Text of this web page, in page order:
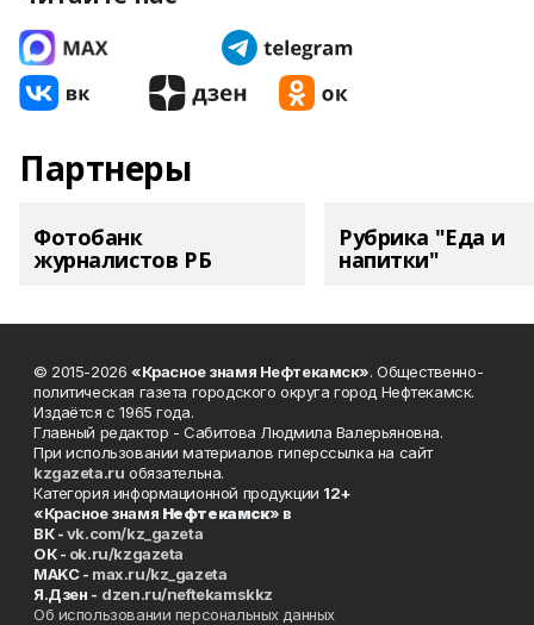
Партнеры
Фотобанк
журналистов РБ
Рубрика "Еда и
напитки"
© 2015-2026 «Красное знамя Нефтекамск». Общественно-
политическая газета городского округа город Нефтекамск.
Издаётся с 1965 года.
Главный редактор - Сабитова Людмила Валерьяновна.
При использовании материалов гиперссылка на сайт
kzgazeta.ru обязательна.
Категория информационной продукции 12+
«Красное знамя Нефтекамск» в
ВК -vk.com/kz_gazeta
ОК - ok.ru/kzgazeta
MAKC - max.ru/kz_gazeta
Я.Дзен - dzen.ru/neftekamskkz
Об использовании персональных данных